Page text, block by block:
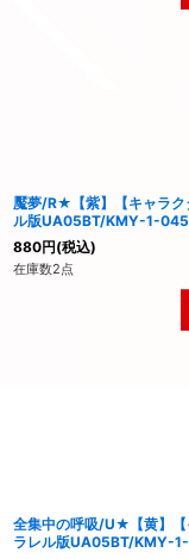
魘夢/R★【紫】【キャラ
ル版UA05BT/KMY-1-045
880円(税込)
在庫数2点
全集中の呼吸/U★【黄】
ラレル版UA05BT/KMY-